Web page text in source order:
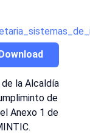
la Alcaldía
de
Anexo 1 de